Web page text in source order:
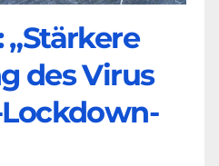
„Stärkere
des Virus